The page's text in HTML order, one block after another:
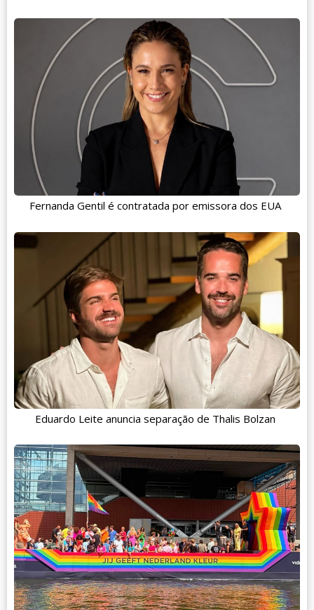
Fernanda Gentil é contratada por emissora dos EUA
Eduardo Leite anuncia separação de Thalis Bolzan